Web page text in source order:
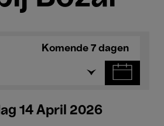
Komende 7 dagen
14 April 2026